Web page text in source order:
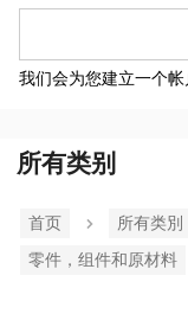
我们会为您建立一个帐
所有类别
首页 所有类別
零件，组件和原材料